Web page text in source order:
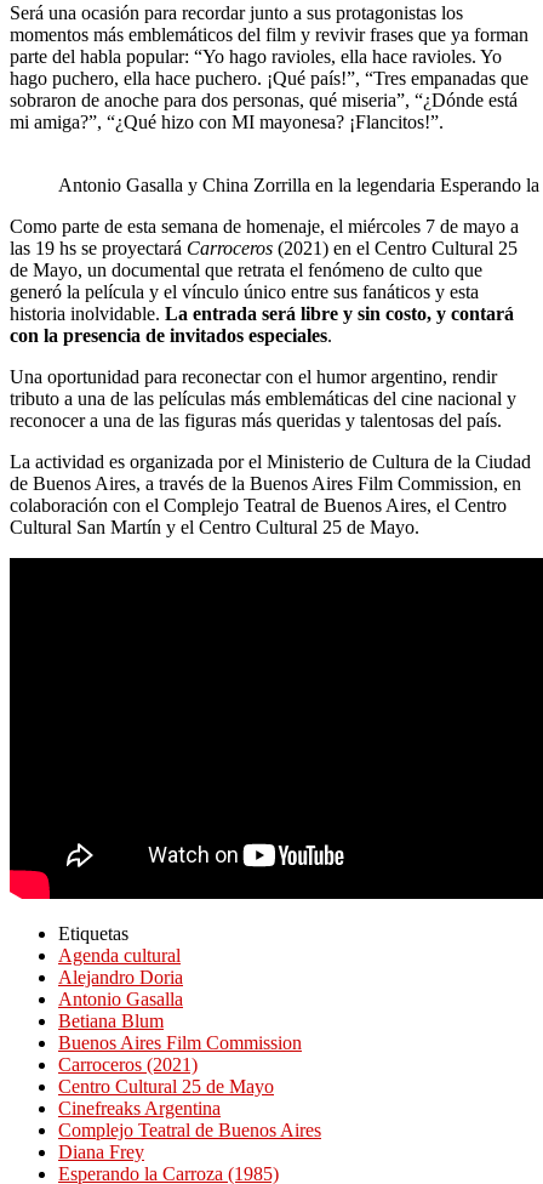
Será una ocasión para recordar junto a sus protagonistas los
momentos más emblemáticos del film y revivir frases que ya forman
parte del habla popular: “Yo hago ravioles, ella hace ravioles. Yo
hago puchero, ella hace puchero. ¡Qué país!”, “Tres empanadas que
sobraron de anoche para dos personas, qué miseria”, “¿Dónde está
mi amiga?”, “¿Qué hizo con MI mayonesa? ¡Flancitos!”.
Antonio Gasalla y China Zorrilla en la legendaria Esperando la
Como parte de esta semana de homenaje, el miércoles 7 de mayo a
las 19 hs se proyectará Carroceros (2021) en el Centro Cultural 25
de Mayo, un documental que retrata el fenómeno de culto que
generó la película y el vínculo único entre sus fanáticos y esta
historia inolvidable. La entrada será libre y sin costo, y contará
con la presencia de invitados especiales.
Una oportunidad para reconectar con el humor argentino, rendir
tributo a una de las películas más emblemáticas del cine nacional y
reconocer a una de las figuras más queridas y talentosas del país.
La actividad es organizada por el Ministerio de Cultura de la Ciudad
de Buenos Aires, a través de la Buenos Aires Film Commission, en
colaboración con el Complejo Teatral de Buenos Aires, el Centro
Cultural San Martín y el Centro Cultural 25 de Mayo.
Etiquetas
Agenda cultural
Alejandro Doria
Antonio Gasalla
Betiana Blum
Buenos Aires Film Commission
Carroceros (2021)
Centro Cultural 25 de Mayo
Cinefreaks Argentina
Complejo Teatral de Buenos Aires
Diana Frey
Esperando la Carroza (1985)